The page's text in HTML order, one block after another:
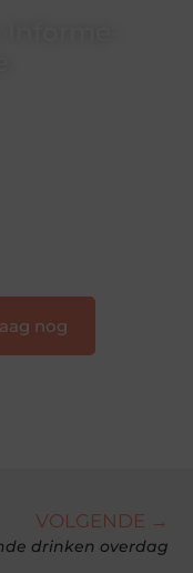
nog
VOLGENDE →
drinken overdag